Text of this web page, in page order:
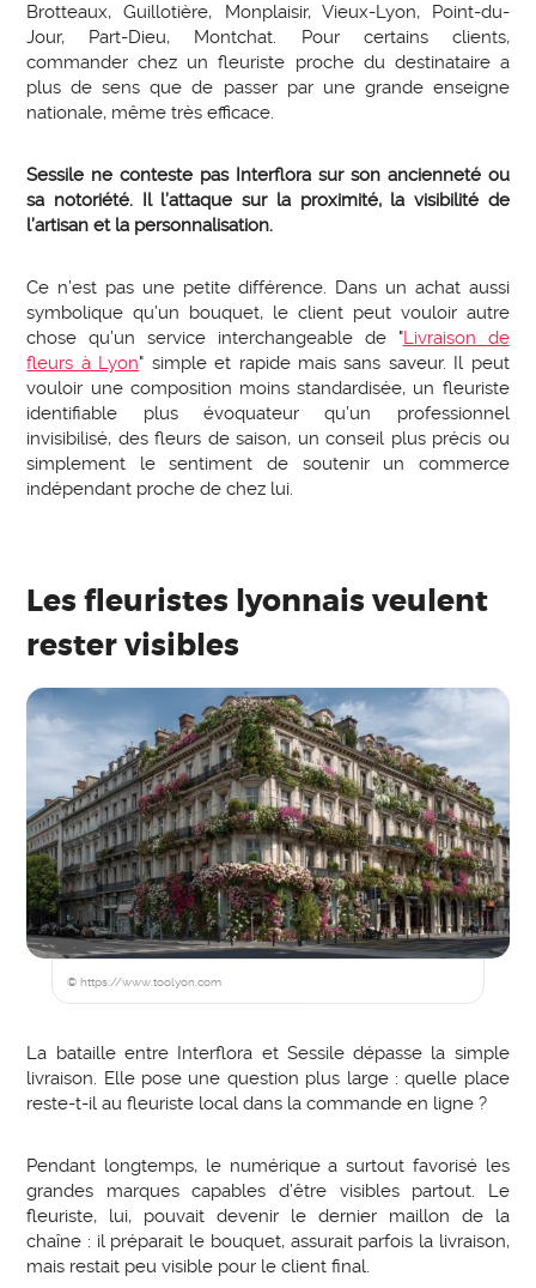
Brotteaux, Guillotière, Monplaisir, Vieux-Lyon, Point-du-
Jour, Part-Dieu, Montchat. Pour certains clients,
commander chez un fleuriste proche du destinataire a
plus de sens que de passer par une grande enseigne
nationale, même très efficace.
Sessile ne conteste pas Interflora sur son ancienneté ou
sa notoriété. Il l’attaque sur la proximité, la visibilité de
l’artisan et la personnalisation.
Ce n’est pas une petite différence. Dans un achat aussi
symbolique qu’un bouquet, le client peut vouloir autre
chose qu’un service interchangeable de "Livraison de
fleurs à Lyon" simple et rapide mais sans saveur. Il peut
vouloir une composition moins standardisée, un fleuriste
identifiable plus évoquateur qu’un professionnel
invisibilisé, des fleurs de saison, un conseil plus précis ou
simplement le sentiment de soutenir un commerce
indépendant proche de chez lui.
Les fleuristes lyonnais veulent
rester visibles
© https://www.toolyon.com
La bataille entre Interflora et Sessile dépasse la simple
livraison. Elle pose une question plus large : quelle place
reste-t-il au fleuriste local dans la commande en ligne ?
Pendant longtemps, le numérique a surtout favorisé les
grandes marques capables d’être visibles partout. Le
fleuriste, lui, pouvait devenir le dernier maillon de la
chaîne : il préparait le bouquet, assurait parfois la livraison,
mais restait peu visible pour le client final.